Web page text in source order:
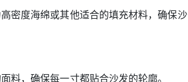
度海绵或其他适合的填充材料，确保沙
，确保每一寸都贴合沙发的轮廓。